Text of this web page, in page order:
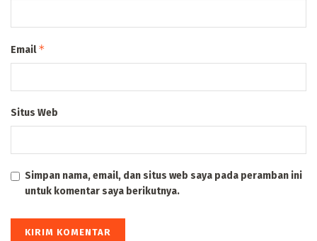
Email*
Situs Web
Simpan nama, email, dan situs web saya pada peramban ini
untuk komentar saya berikutnya.